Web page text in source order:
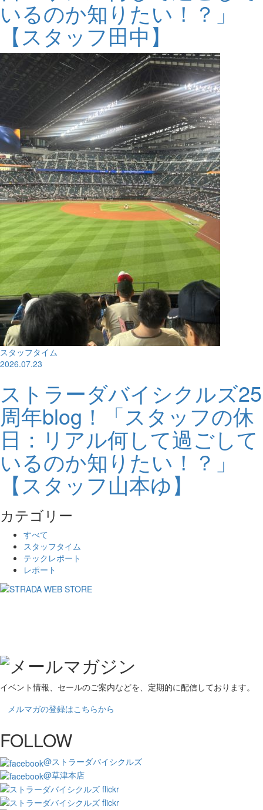
いるのか知りたい！？」
【スタッフ田中】
スタッフタイム
2026.07.23
ストラーダバイシクルズ25
周年blog！「スタッフの休
日：リアル何して過ごして
いるのか知りたい！？」
【スタッフ山本ゆ】
カテゴリー
すべて
スタッフタイム
テックレポート
レポート
イベント情報、セールのご案内などを、定期的に配信しております。
メルマガの登録はこちらから
FOLLOW
@ストラーダバイシクルズ
@草津本店